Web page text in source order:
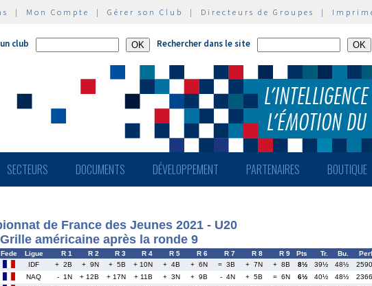
| Mon Compte | Gérer son Club | Directeurs de Groupes |
club Rechercher dans le site
SECTEURS DOCUMENTS DÉVELOPPEMENT PARTENAIRES BOUTIQUE
de France des Jeunes 2021 - U20
Grille américaine après la ronde 9
Fede Ligue R 1 R 2 R 3 R 4 R 5 R 6 R 7 R 8 R 9 Pts Tr. Bu.
Perf
IDF + 2B + 9N + 5B + 10N + 4B + 6N = 3B + 7N + 8B 8½ 39½ 48½
2590
NAQ - 1N + 12B + 17N + 11B + 3N + 9B - 4N + 5B = 6N 6½ 40½ 48½
2366